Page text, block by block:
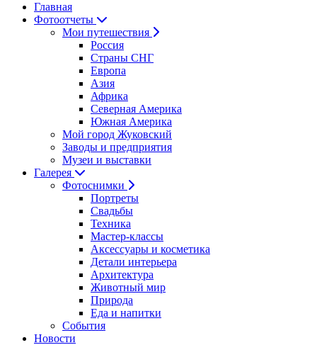
Главная
Фотоотчеты
Мои путешествия
Россия
Страны СНГ
Европа
Азия
Африка
Северная Америка
Южная Америка
Мой город Жуковский
Заводы и предприятия
Музеи и выставки
Галерея
Фотоснимки
Портреты
Свадьбы
Техника
Мастер-классы
Аксессуары и косметика
Детали интерьера
Архитектура
Животный мир
Природа
Еда и напитки
События
Новости